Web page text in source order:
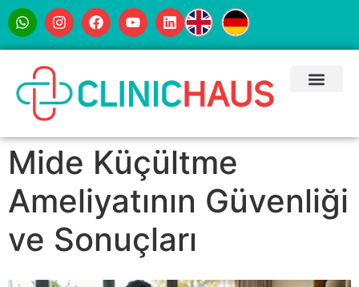
Mide Küçültme
Ameliyatının Güvenliği
ve Sonuçları